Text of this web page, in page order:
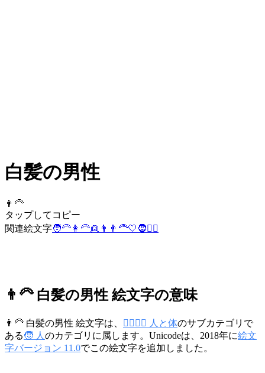
白髪の男性
👨‍🦳
タップしてコピー
関連絵文字🧑‍🦳 👩‍🦳👱 👨 👨‍🦰🤍 🧔🧔‍♂️
👨‍🦳 白髪の男性 絵文字の意味
👨‍🦳 白髪の男性 絵文字は、 👩‍❤️‍💋‍👨 人と体のサブカテゴリで
ある🧒 人 のカテゴリに属します。Unicodeは、2018年に絵文
字バージョン 11.0でこの絵文字を追加しました。